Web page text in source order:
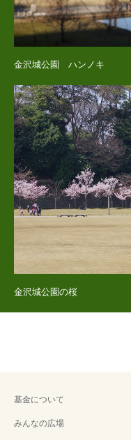
金沢城公園 ハンノキ
金沢城公園の桜
基金について
みんなの広場